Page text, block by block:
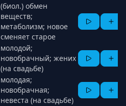
(биол.) обмен
веществ;
метаболизм; новое
сменяет старое
молодой;
новобрачный; жених
(на свадьбе)
молодая;
новобрачная;
невеста (на свадьбе)